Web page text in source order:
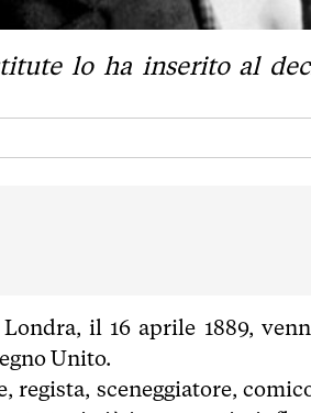
lo ha inserito al
il 16 aprile 1889,
Unito.
regista, sceneggiatore,